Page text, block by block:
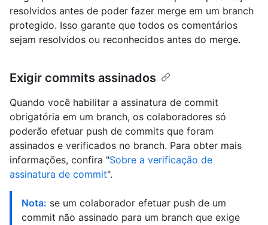
resolvidos antes de poder fazer merge em um branch
protegido. Isso garante que todos os comentários
sejam resolvidos ou reconhecidos antes do merge.
Exigir commits assinados
Quando você habilitar a assinatura de commit
obrigatória em um branch, os colaboradores só
poderão efetuar push de commits que foram
assinados e verificados no branch. Para obter mais
informações, confira "Sobre a verificação de
assinatura de commit".
Nota: se um colaborador efetuar push de um
commit não assinado para um branch que exige